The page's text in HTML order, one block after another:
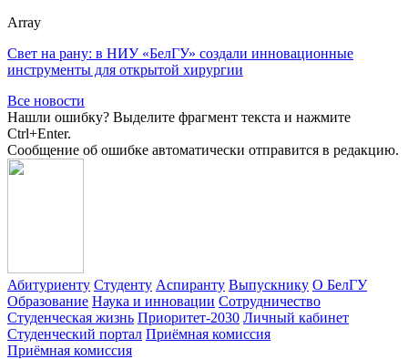
Array
Свет на рану: в НИУ «БелГУ» создали инновационные
инструменты для открытой хирургии
Все новости
Нашли ошибку? Выделите фрагмент текста и нажмите
Ctrl+Enter.
Сообщение об ошибке автоматически отправится в редакцию.
Абитуриенту Студенту Аспиранту Выпускнику О БелГУ
Образование Наука и инновации Сотрудничество
Студенческая жизнь Приоритет-2030 Личный кабинет
Студенческий портал Приёмная комиссия
Приёмная комиссия